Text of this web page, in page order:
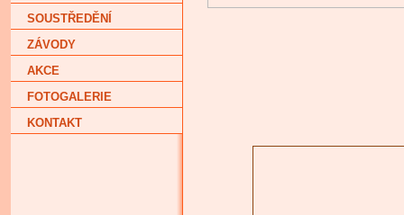
SOUSTŘEDĚNÍ
ZÁVODY
AKCE
FOTOGALERIE
KONTAKT